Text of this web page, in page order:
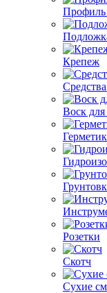
Профиль
Крепеж
Воск для
Герметик
Розетки
Скотч
Сухие